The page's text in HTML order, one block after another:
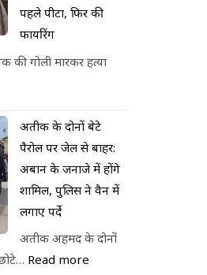
पहले पीटा, फिर की
फायरिंग
की गोली मारकर हत्या
अतीक के दोनों बेटे
पैरोल पर जेल से बाहर:
अबान के जनाजे में होंगे
शामिल, पुलिस ने वैन में
लगाए पर्दे
अतीक अहमद के दोनों
Read more